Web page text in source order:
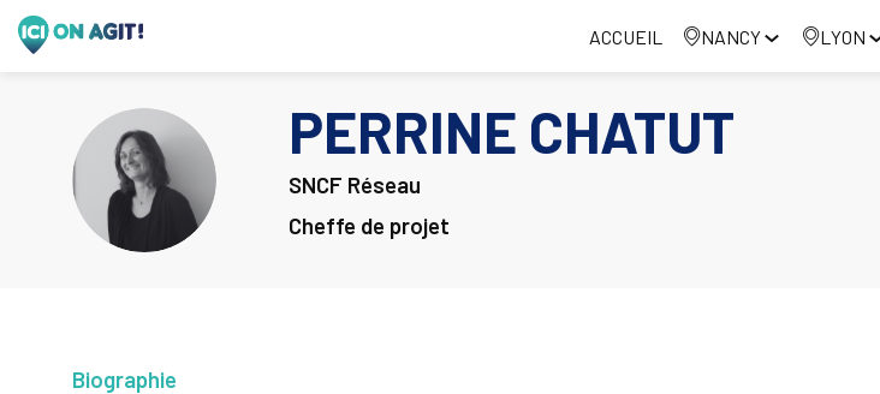
ACCUEIL NANCY LYON
PC
PERRINE CHATUT
SNCF Réseau
Cheffe de projet
Biographie